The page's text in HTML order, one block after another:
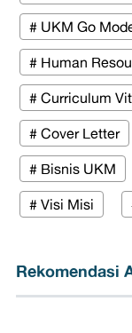
# UKM Go
# Human
# Curriculum
# Cover Letter
# Bisnis UKM
# Visi Misi
Rekomendasi